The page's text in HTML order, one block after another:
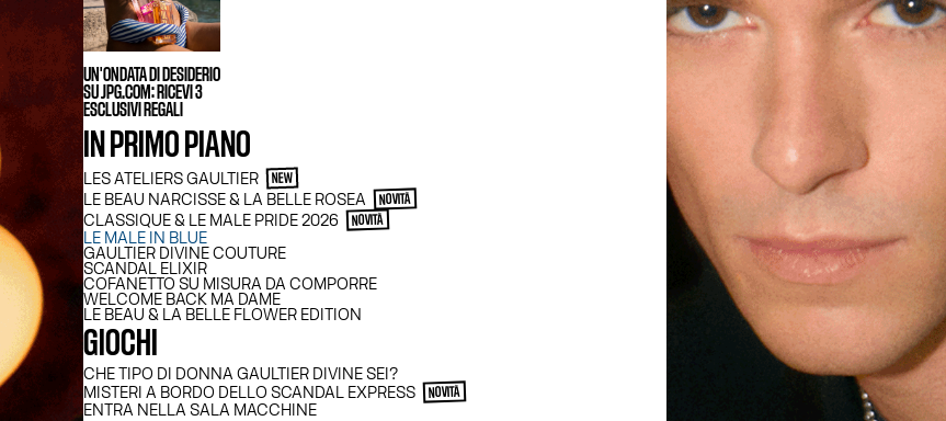
UN'ONDATA DI DESIDERIO
SU JPG.COM: RICEVI 3
ESCLUSIVI REGALI
IN PRIMO PIANO
LES ATELIERS GAULTIER NEW
LE BEAU NARCISSE & LA BELLE ROSEA NOVITÀ
CLASSIQUE & LE MALE PRIDE 2026 NOVITÀ
LE MALE IN BLUE
GAULTIER DIVINE COUTURE
SCANDAL ELIXIR
COFANETTO SU MISURA DA COMPORRE
WELCOME BACK MA DAME
LE BEAU & LA BELLE FLOWER EDITION
GIOCHI
CHE TIPO DI DONNA GAULTIER DIVINE SEI?
MISTERI A BORDO DELLO SCANDAL EXPRESS
NOVITÀ
ENTRA NELLA SALA MACCHINE